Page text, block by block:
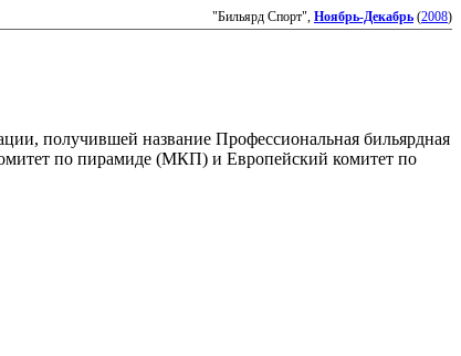
"Бильярд Спорт", Ноябрь-Декабрь (2008)
получившей название Профессиональная бильярдная
по пирамиде (МКП) и Европейский комитет по